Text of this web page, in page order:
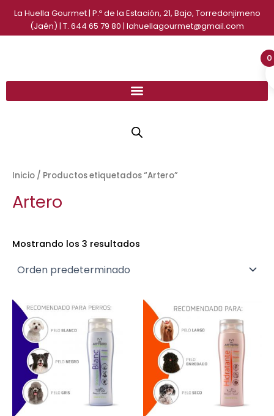
contenido
La Huella Gourmet | P.º de la Estación, 21, Bajo, Torredonjimeno
(Jaén) | T. 644 65 79 80 | lahuellagourmet@gmail.com
Inicio / Productos etiquetados “Artero”
Artero
Mostrando los 3 resultados
0